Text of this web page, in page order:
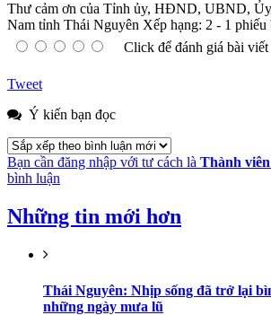
Thư cảm ơn của Tỉnh ủy, HĐND, UBND,
Nam tỉnh Thái Nguyên Xếp hạng: 2 - 1 phiếu
Click để đánh giá bài viết
Tweet
Ý kiến bạn đọc
Bạn cần đăng nhập với tư cách là Thành
bình luận
Những tin mới hơn
Thái Nguyên: Nhịp sống đã trở lại
những ngày mưa lũ